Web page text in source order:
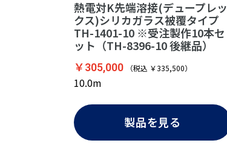
熱電対K先端溶接(デュープレッ
クス)シリカガラス被覆タイプ
TH-1401-10 ※受注製作10本セ
ット（TH-8396-10 後継品）
￥305,000 （税込 ￥335,500）
10.0m
製品を見る